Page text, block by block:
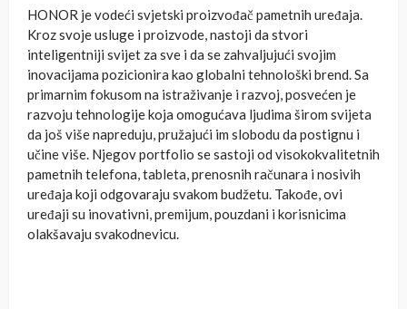
HONOR je vodeći svjetski proizvođač pametnih uređaja.
Kroz svoje usluge i proizvode, nastoji da stvori
inteligentniji svijet za sve i da se zahvaljujući svojim
inovacijama pozicionira kao globalni tehnološki brend. Sa
primarnim fokusom na istraživanje i razvoj, posvećen je
razvoju tehnologije koja omogućava ljudima širom svijeta
da još više napreduju, pružajući im slobodu da postignu i
učine više. Njegov portfolio se sastoji od visokokvalitetnih
pametnih telefona, tableta, prenosnih računara i nosivih
uređaja koji odgovaraju svakom budžetu. Takođe, ovi
uređaji su inovativni, premijum, pouzdani i korisnicima
olakšavaju svakodnevicu.